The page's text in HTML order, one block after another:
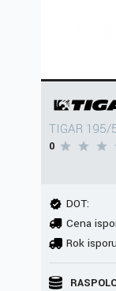
TIGAR 195/
0
DOT:
Cena
Rok